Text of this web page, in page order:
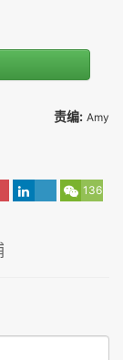
责编: Amy
136